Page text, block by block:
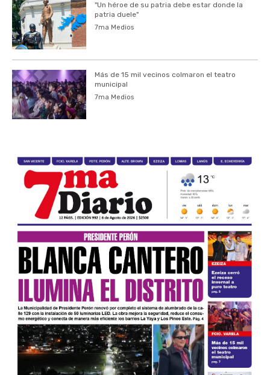
"Un héroe de su patria debe estar donde la
patria duele"
7ma Medios
Más de 15 mil vecinos colmaron el teatro
municipal
7ma Medios